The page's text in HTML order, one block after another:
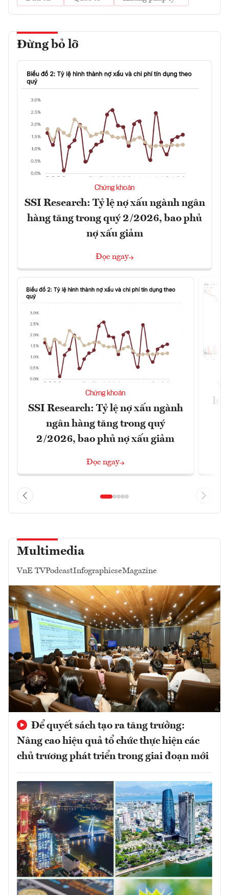
Đừng bỏ lỡ
Chứng khoán
SSI Research: Tỷ lệ nợ xấu ngành ngân
hàng tăng trong quý 2/2026, bao phủ
nợ xấu giảm
Đọc ngay
Chứng khoán
SSI Research: Tỷ lệ nợ xấu ngành
ngân hàng tăng trong quý
2/2026, bao phủ nợ xấu giảm
Đọc ngay
lực
Multimedia
VnE TVPodcastInfographicseMagazine
Để quyết sách tạo ra tăng trưởng:
Nâng cao hiệu quả tổ chức thực hiện các
chủ trương phát triển trong giai đoạn mới